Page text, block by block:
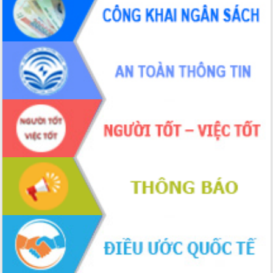
tiến đầu tư tỉnh
Ngành cá ngừ Đắk Lắk chủ động thích
ứng để giữ vững thị trường xuất khẩu
Diễn đàn Kinh tế tư nhân Việt Nam đột
phá cơ chế - Hợp tác công tư
Đề án 06 tạo bước ngoặt đột phá trong
cải cách hành chính tỉnh Đắk Lắk
Kết nối tour, đẩy mạnh chuyển đổi số
để phát triển du lịch Đắk Lắk
Khởi động Dự án Đầu tư xây dựng hạ
tầng kỹ thuật Cụm công nghiệp Tân
Gặp mặt các cơ quan báo chí nhân Kỷ
niệm 101 năm Ngày Báo chí Cách
mạng Việt Nam
Đắk Lắk sơ kết 4 năm triển khai thực
hiện Đề án 06 của Chính phủ
Họp báo thông tin về Hội nghị Công bố
Quy hoạch và Xúc tiến đầu tư tỉnh Đắk
Lắk